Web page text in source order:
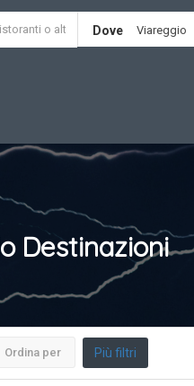
Dove Viareggio
Destinazioni
Ordina per Più filtri